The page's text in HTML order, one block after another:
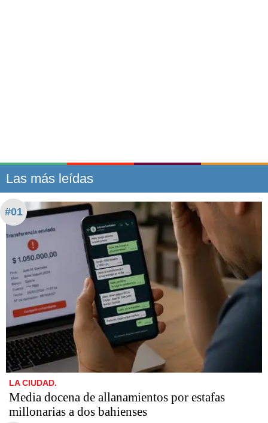
Las más leídas
#01
LA CIUDAD.
Media docena de allanamientos por estafas
millonarias a dos bahienses